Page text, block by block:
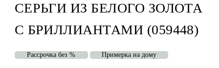
СЕРЬГИ ИЗ БЕЛОГО ЗОЛОТА
С БРИЛЛИАНТАМИ (059448)
Рассрочка без % Примерка на дому